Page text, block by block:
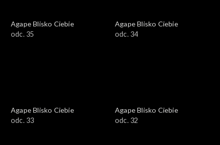
Agape Blisko Ciebie
odc. 35
Agape Blisko Ciebie
odc. 34
Agape Blisko Ciebie
odc. 33
Agape Blisko Ciebie
odc. 32